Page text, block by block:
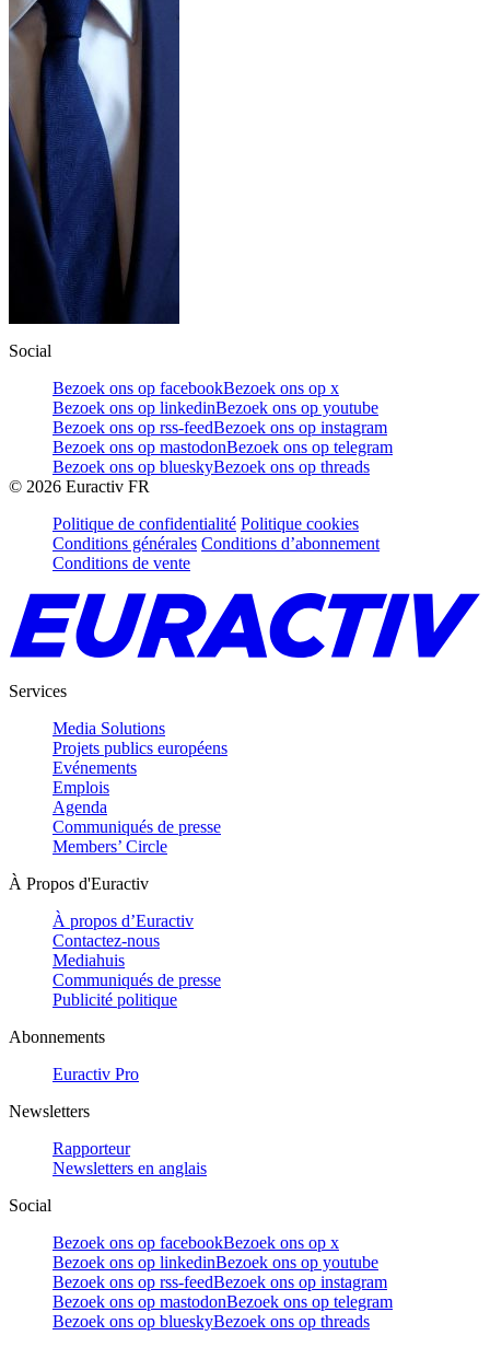
Social
Bezoek ons op facebookBezoek ons op x
Bezoek ons op linkedinBezoek ons op youtube
Bezoek ons op rss-feedBezoek ons op instagram
Bezoek ons op mastodonBezoek ons op telegram
Bezoek ons op blueskyBezoek ons op threads
© 2026 Euractiv FR
Politique de confidentialité Politique cookies
Conditions générales Conditions d’abonnement
Conditions de vente
Services
Media Solutions
Projets publics européens
Evénements
Emplois
Agenda
Communiqués de presse
Members’ Circle
À Propos d'Euractiv
À propos d’Euractiv
Contactez-nous
Mediahuis
Communiqués de presse
Publicité politique
Abonnements
Euractiv Pro
Newsletters
Rapporteur
Newsletters en anglais
Social
Bezoek ons op facebookBezoek ons op x
Bezoek ons op linkedinBezoek ons op youtube
Bezoek ons op rss-feedBezoek ons op instagram
Bezoek ons op mastodonBezoek ons op telegram
Bezoek ons op blueskyBezoek ons op threads